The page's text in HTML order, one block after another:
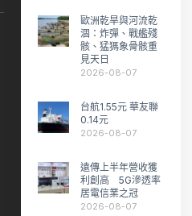
歐洲乾旱與河流乾
涸：炸彈、戰艦殘
骸、猛獁象骨骸重
見天日
2026-08-07
台航1.55元 華友聯
0.14元
2026-08-07
遠傳上半年營收獲
利創高 5G滲透率
居電信業之冠
2026-08-07